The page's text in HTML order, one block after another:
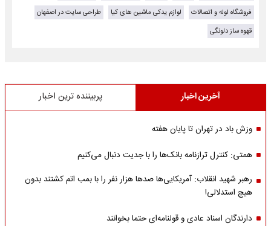
فروشگاه لوله و اتصالات
لوازم یدکی ماشین های کیا
طراحی سایت در اصفهان
قهوه ساز دلونگی
آخرین اخبار پربیننده ترین اخبار
وزش باد در تهران تا پایان هفته
همتی: کنترل ترازنامه بانک‌ها را با جدیت دنبال می‌کنیم
رهبر شهید انقلاب: آمریکایی‌ها صدها هزار نفر را با بمب اتم کشتند بدون
هیچ استدلالی!
دارندگان اسناد عادی و قولنامه‌ای حتما بخوانند